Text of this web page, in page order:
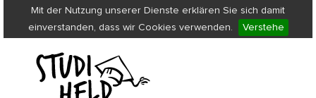
Mit der Nutzung unserer Dienste erklären Sie sich damit
einverstanden, dass wir Cookies verwenden.
Verstehe